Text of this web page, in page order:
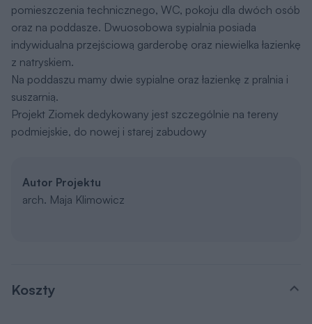
pomieszczenia technicznego, WC, pokoju dla dwóch osób
oraz na poddasze. Dwuosobowa sypialnia posiada
indywidualna przejściową garderobę oraz niewielka łazienkę
z natryskiem.
Na poddaszu mamy dwie sypialne oraz łazienkę z pralnia i
suszarnią.
Projekt Ziomek dedykowany jest szczególnie na tereny
podmiejskie, do nowej i starej zabudowy
Autor Projektu
arch. Maja Klimowicz
Koszty